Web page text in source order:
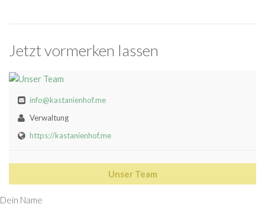
Jetzt vormerken lassen
info@kastanienhof.me
Verwaltung
https://kastanienhof.me
Unser Team
Dein Name